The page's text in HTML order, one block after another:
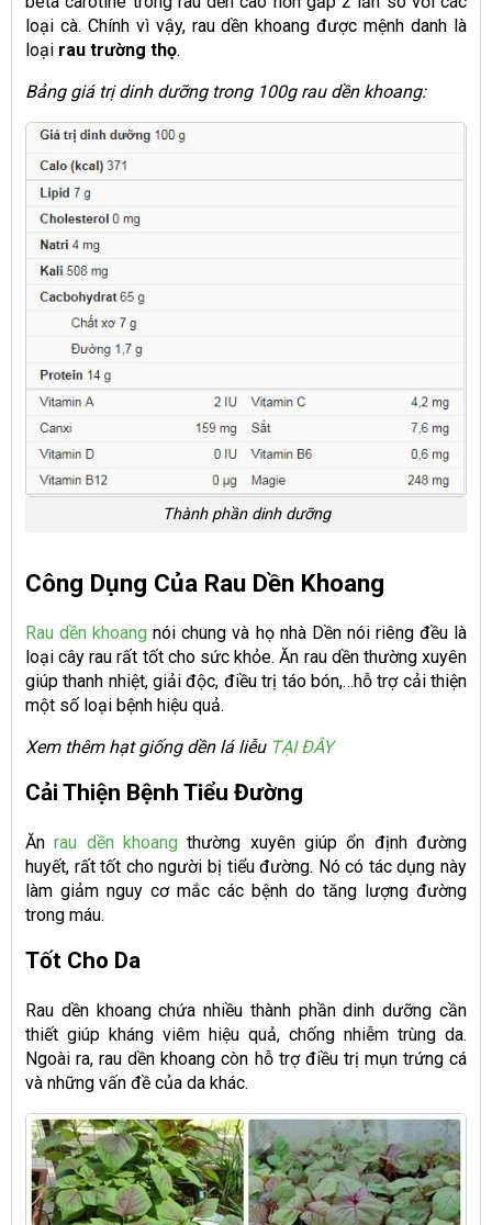
loại cà. Chính vì vậy, rau dền khoang được mệnh danh là
loại rau trường thọ.
Bảng giá trị dinh dưỡng trong 100g rau dền khoang:
Thành phần dinh dưỡng
Công Dụng Của Rau Dền Khoang
Rau dền khoang nói chung và họ nhà Dền nói riêng đều là
loại cây rau rất tốt cho sức khỏe. Ăn rau dền thường xuyên
giúp thanh nhiệt, giải độc, điều trị táo bón,…hỗ trợ cải thiện
một số loại bệnh hiệu quả.
Xem thêm hạt giống dền lá liễu TẠI ĐÂY
Cải Thiện Bệnh Tiểu Đường
Ănrau dền khoang thường xuyên giúp ổn định đường
huyết, rất tốt cho người bị tiểu đường. Nó có tác dụng này
làm giảm nguy cơ mắc các bệnh do tăng lượng đường
trong máu.
Tốt Cho Da
Rau dền khoang chứa nhiều thành phần dinh dưỡng cần
thiết giúp kháng viêm hiệu quả, chống nhiễm trùng da.
Ngoài ra, rau dền khoang còn hỗ trợ điều trị mụn trứng cá
và những vấn đề của da khác.